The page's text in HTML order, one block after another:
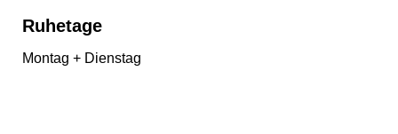
Ruhetage
Montag + Dienstag